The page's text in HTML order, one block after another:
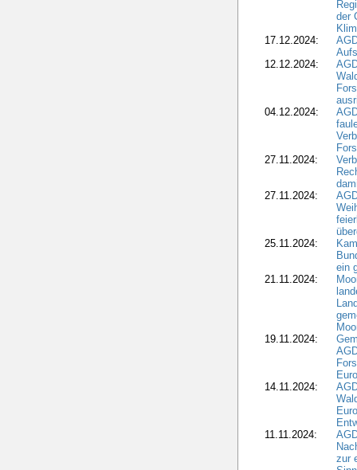
der
17.12.2024:
12.12.2024:
04.12.2024:
27.11.2024:
27.11.2024:
25.11.2024:
ein
21.11.2024:
19.11.2024:
14.11.2024:
11.11.2024:
zur